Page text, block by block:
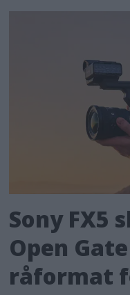
Sony FX5
Open
råformat